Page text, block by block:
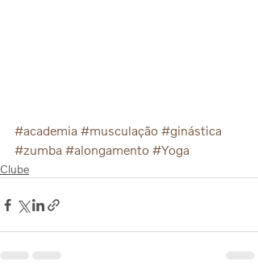
#academia #musculação #ginástica
#zumba #alongamento #Yoga
Clube